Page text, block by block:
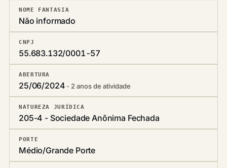
NOME FANTASIA
Não informado
CNPJ
55.683.132/0001-57
ABERTURA
25/06/2024 2 anos de atividade
NATUREZA JURÍDICA
205-4 - Sociedade Anônima Fechada
PORTE
Médio/Grande Porte